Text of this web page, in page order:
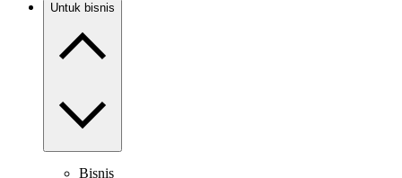
Untuk bisnis
Bisnis